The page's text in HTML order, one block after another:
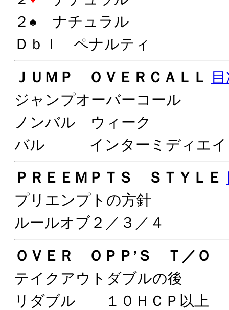
２
ナチュラル
Ｄｂｌ ペナルティ
ＪＵＭＰ ＯＶＥＲＣＡＬＬ
ジャンプオーバーコール
ノンバル ウィーク
バル インターミディエイ
ＰＲＥＥＭＰＴＳ ＳＴＹＬＥ
プリエンプトの方針
ルールオブ２／３／４
ＯＶＥＲ ＯＰＰ’Ｓ Ｔ／Ｏ
テイクアウトダブルの後
リダブル １０ＨＣＰ以上